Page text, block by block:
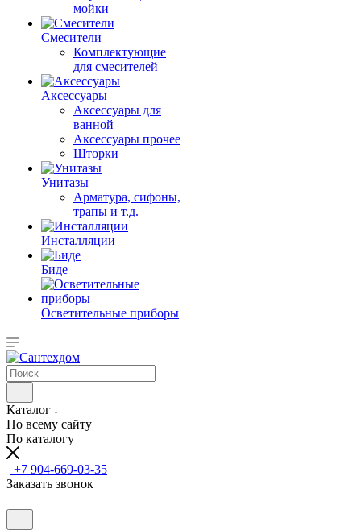
мойки
Смесители
Комплектующие
для смесителей
Аксессуары
Аксессуары для
ванной
Аксессуары прочее
Шторки
Унитазы
Арматура, сифоны,
трапы и т.д.
Инсталляции
Биде
Осветительные приборы
Каталог
По всему сайту
По каталогу
+7 904-669-03-35
Заказать звонок